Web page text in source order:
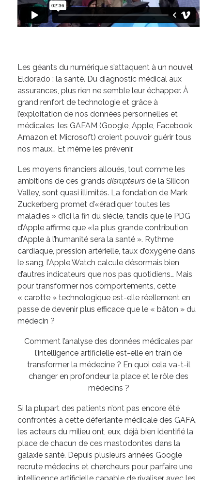
Les géants du numérique s’attaquent à un nouvel
Eldorado : la santé. Du diagnostic médical aux
assurances, plus rien ne semble leur échapper. À
grand renfort de technologie et grâce à
l’exploitation de nos données personnelles et
médicales, les GAFAM (Google, Apple, Facebook,
Amazon et Microsoft) croient pouvoir guérir tous
nos maux… Et même les prévenir.
Les moyens financiers alloués, tout comme les
ambitions de ces grands disrupteurs de la Silicon
Valley, sont quasi illimités. La fondation de Mark
Zuckerberg promet d’«éradiquer toutes les
maladies » d’ici la fin du siècle, tandis que le PDG
d’Apple affirme que «la plus grande contribution
d’Apple à l’humanité sera la santé ». Rythme
cardiaque, pression artérielle, taux d’oxygène dans
le sang, l’Apple Watch calcule désormais bien
d’autres indicateurs que nos pas quotidiens… Mais
pour transformer nos comportements, cette
« carotte » technologique est-elle réellement en
passe de devenir plus efficace que le « bâton » du
médecin ?
Comment l’analyse des données médicales par
l’intelligence artificielle est-elle en train de
transformer la médecine ? En quoi cela va-t-il
changer en profondeur la place et le rôle des
médecins ?
Si la plupart des patients n’ont pas encore été
confrontés à cette déferlante médicale des GAFA,
les acteurs du milieu ont, eux, déjà bien identifié la
place de chacun de ces mastodontes dans la
galaxie santé. Depuis plusieurs années Google
recrute médecins et chercheurs pour parfaire une